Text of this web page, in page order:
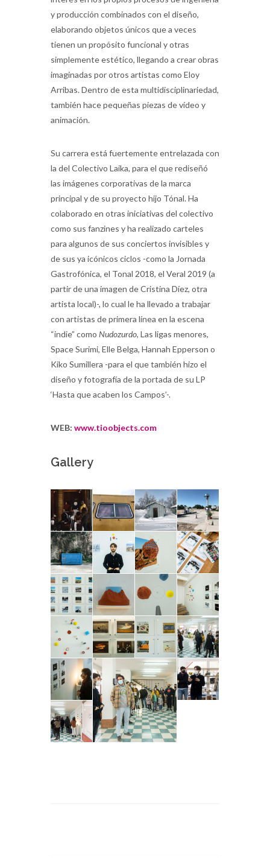
y producción combinados con el diseño,
elaborando objetos únicos que a veces
tienen un propósito funcional y otras
simplemente estético, llegando a crear obras
imaginadas por otros artistas como Eloy
Arribas. Dentro de esta multidisciplinariedad,
también hace pequeñas piezas de vídeo y
animación.
Su carrera está fuertemente entrelazada con
la del Colectivo Laika, para el que rediseñó
las imágenes corporativas de la marca
principal y de su proyecto hijo Tónal. Ha
colaborado en otras iniciativas del colectivo
como sus fanzines y ha realizado carteles
para algunos de sus conciertos invisibles y
de sus ya icónicos ciclos -como la Jornada
Gastrofónica, el Tonal 2018, el Veral 2019 (a
partir de una imagen de Cristina Díez, otra
artista local)-, lo cual le ha llevado a trabajar
con artistas de primera línea en la escena
“indie” como Nudozurdo, Las ligas menores,
Space Surimi, Elle Belga, Hannah Epperson o
Kiko Sumillera -para el que también hizo el
diseño y fotografía de la portada de su LP
‘Hasta que acaben los Campos’-.
WEB: www.tioobjects.com
Gallery